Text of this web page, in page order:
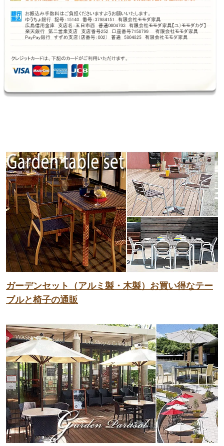
ガーデンセット（アルミ製・木製）お買い得なテー
ブルと椅子の通販